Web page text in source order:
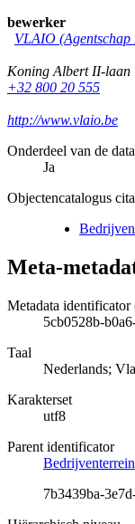
bewerker
VLAIO
Koning Albert II-laan
+32 800 20 555
http://www.vlaio.be
Onderdeel van de
Ja
Objectencatalogus
Meta-
Metadata
5cb0528b-
Taal
Nederlands;
Karakterset
utf8
Parent identificator
7b3439ba-